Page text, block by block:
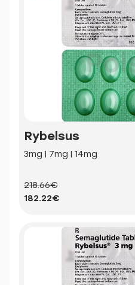
Rybelsus
3mg | 7mg | 14mg
218.66€
182.22€